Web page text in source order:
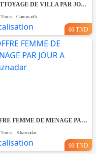
NETTOYAGE DE VILLA PAR JOUR A Gammarth
Tunis , Gammarth
60 TND
OFFRE FEMME DE MENAGE PAR JOUR A khaznadar
Tunis , Khaznadar
60 TND